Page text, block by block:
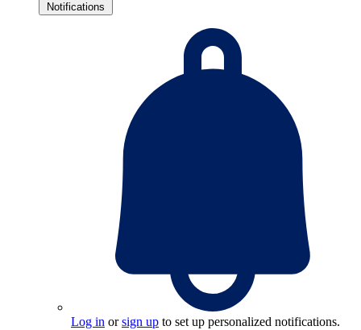
Notifications
Log in orsign up to set up personalized notifications.